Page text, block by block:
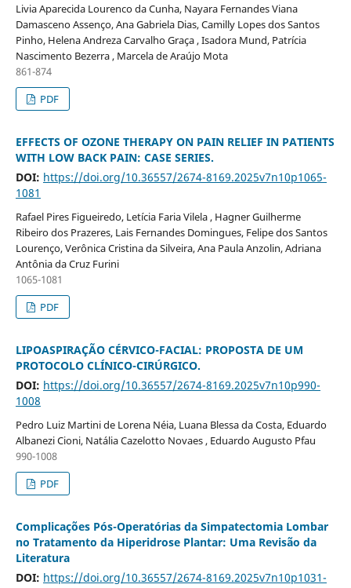
Livia Aparecida Lourenco da Cunha, Nayara Fernandes Viana
Damasceno Assenço, Ana Gabriela Dias, Camilly Lopes dos Santos
Pinho, Helena Andreza Carvalho Graça , Isadora Mund, Patrícia
Nascimento Bezerra , Marcela de Araújo Mota
861-874
PDF
EFFECTS OF OZONE THERAPY ON PAIN RELIEF IN PATIENTS
WITH LOW BACK PAIN: CASE SERIES.
DOI: https://doi.org/10.36557/2674-8169.2025v7n10p1065-
1081
Rafael Pires Figueiredo, Letícia Faria Vilela , Hagner Guilherme
Ribeiro dos Prazeres, Lais Fernandes Domingues, Felipe dos Santos
Lourenço, Verônica Cristina da Silveira, Ana Paula Anzolin, Adriana
Antônia da Cruz Furini
1065-1081
PDF
LIPOASPIRAÇÃO CÉRVICO-FACIAL: PROPOSTA DE UM
PROTOCOLO CLÍNICO-CIRÚRGICO.
DOI: https://doi.org/10.36557/2674-8169.2025v7n10p990-
1008
Pedro Luiz Martini de Lorena Néia, Luana Blessa da Costa, Eduardo
Albanezi Cioni, Natália Cazelotto Novaes , Eduardo Augusto Pfau
990-1008
PDF
Complicações Pós-Operatórias da Simpatectomia Lombar
no Tratamento da Hiperidrose Plantar: Uma Revisão da
Literatura
DOI: https://doi.org/10.36557/2674-8169.2025v7n10p1031-